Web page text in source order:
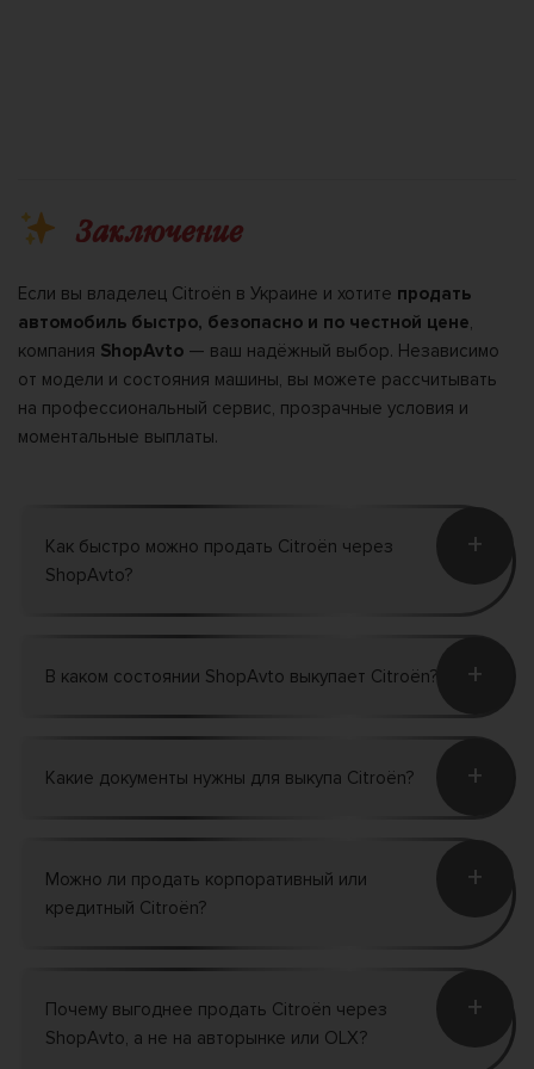
Заключение
Если вы владелец Citroën в Украине и хотите продать
автомобиль быстро, безопасно и по честной цене,
компания ShopAvto — ваш надёжный выбор. Независимо
от модели и состояния машины, вы можете рассчитывать
на профессиональный сервис, прозрачные условия и
моментальные выплаты.
Как быстро можно продать Citroën через
ShopAvto?
+
В каком состоянии ShopAvto выкупает Citroën? +
Какие документы нужны для выкупа Citroën? +
Можно ли продать корпоративный или
кредитный Citroën?
+
Почему выгоднее продать Citroën через
ShopAvto, а не на авторынке или OLX?
+